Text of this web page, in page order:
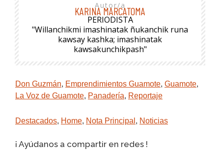
Autor/a
KARINA MARCATOMA
PERIODISTA
"Willanchikmi imashinatak ñukanchik runa
kawsay kashka; imashinatak
kawsakunchikpash"
Don Guzmán, Emprendimientos Guamote, Guamote,
La Voz de Guamote, Panadería, Reportaje
Destacados, Home, Nota Principal , Noticias
¡ Ayúdanos a compartir en redes !